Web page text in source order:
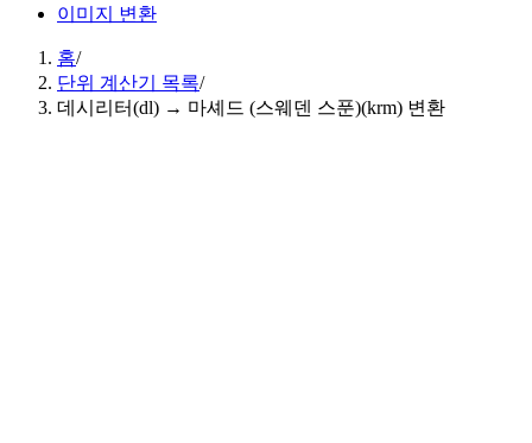
이미지 변환
홈/
단위 계산기 목록/
데시리터(dl) → 마셰드 (스웨덴 스푼)(krm) 변환